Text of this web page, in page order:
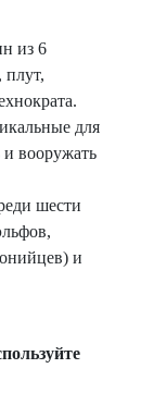
из 6
плут,
для
и вооружать
шести
и